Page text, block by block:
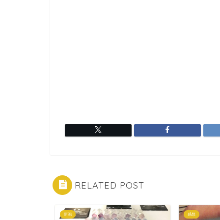
RELATED POST
新潟 感想